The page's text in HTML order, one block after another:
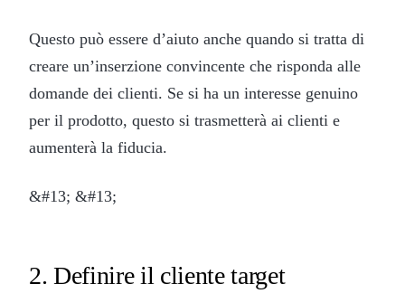
Questo può essere d’aiuto anche quando si tratta di
creare un’inserzione convincente che risponda alle
domande dei clienti. Se si ha un interesse genuino
per il prodotto, questo si trasmetterà ai clienti e
aumenterà la fiducia.
&#13; &#13;
2. Definire il cliente target